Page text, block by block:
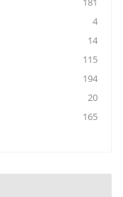
4
14
115
194
20
165